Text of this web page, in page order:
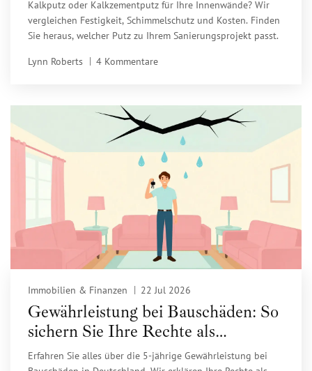
Kalkputz oder Kalkzementputz für Ihre Innenwände? Wir
vergleichen Festigkeit, Schimmelschutz und Kosten. Finden
Sie heraus, welcher Putz zu Ihrem Sanierungsprojekt passt.
Lynn Roberts 4 Kommentare
Immobilien & Finanzen 22 Jul 2026
Gewährleistung bei Bauschäden: So
sichern Sie Ihre Rechte als
Immobilienkäufer
Erfahren Sie alles über die 5-jährige Gewährleistung bei